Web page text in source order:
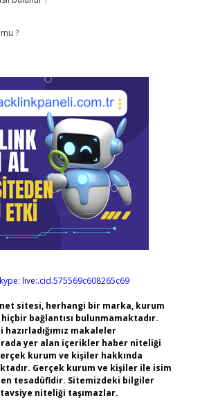
?
live:.cid.575569c608265c69
sitesi, herhangi bir marka, kurum
bağlantısı bulunmamaktadır.
makaleler
yer alan içerikler haber niteliği
kurum ve kişiler hakkında
Gerçek kurum ve kişiler ile isim
tesadüfidir. Sitemizdeki bilgiler
niteliği taşımazlar.